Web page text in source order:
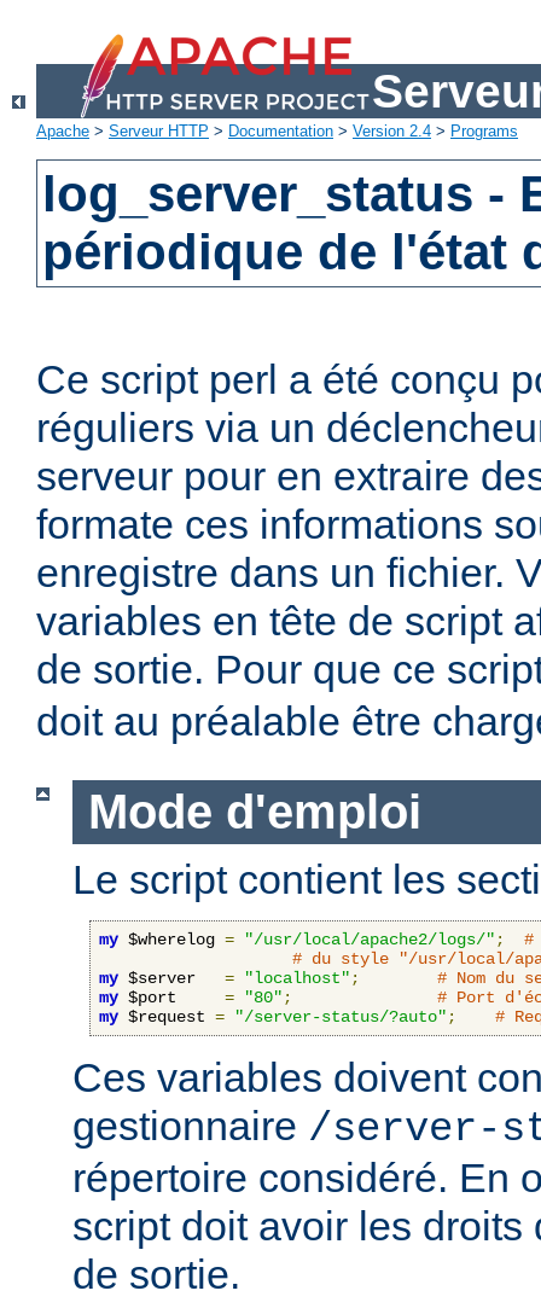
Apache > Serveur HTTP > Documentation > Version 2.4 > Programs
log_server_status -
périodique de l'état
Ce script perl a été conçu
réguliers via un
serveur pour en extraire
formate ces informations
enregistre dans un fichier.
variables en tête de script
de sortie. Pour que ce
doit au préalable être
Mode d'emploi
Le script contient les
my $wherelog = "/usr/local/apache2/logs/" ;
#
# du style "/usr/local/
my $server = "localhost" ;
# Nom du
my $port = "80" ;
# Port
my $request = "/server-status/?auto" ; #
Ces variables doivent
gestionnaire /server-
répertoire considéré. En
script doit avoir les
de sortie.